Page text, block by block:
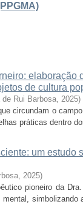
elaboração
de cultura
Rui Barbosa, 2025)
circundam o
práticas dentro
um estudo
, 2025)
pioneiro da
simbolizando